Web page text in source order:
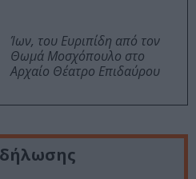
Ίων, του Ευριπίδη από τον
Θωμά Μοσχόπουλο στο
Αρχαίο Θέατρο Επιδαύρου